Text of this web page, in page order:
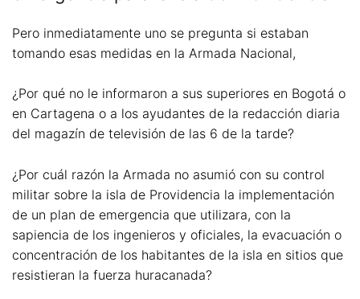
Pero inmediatamente uno se pregunta si estaban
tomando esas medidas en la Armada Nacional,
¿Por qué no le informaron a sus superiores en Bogotá o
en Cartagena o a los ayudantes de la redacción diaria
del magazín de televisión de las 6 de la tarde?
¿Por cuál razón la Armada no asumió con su control
militar sobre la isla de Providencia la implementación
de un plan de emergencia que utilizara, con la
sapiencia de los ingenieros y oficiales, la evacuación o
concentración de los habitantes de la isla en sitios que
resistieran la fuerza huracanada?